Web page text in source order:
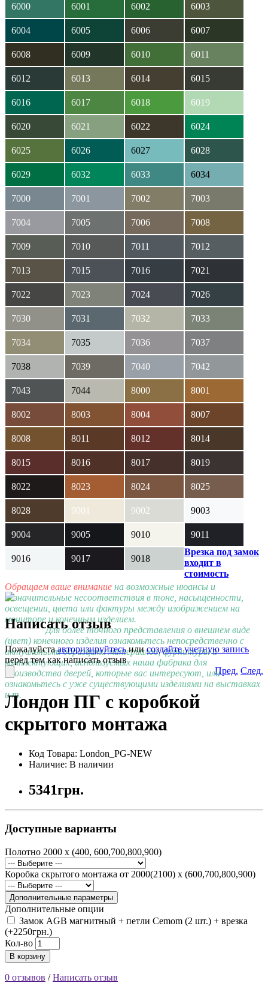
6000 6001 6002 6003
6004 6005 6006 6007
6008 6009 6010 6011
6012 6013 6014 6015
6016 6017 6018 6019
6020 6021 6022 6024
6025 6026 6027 6028
6029 6032 6033 6034
7000 7001 7002 7003
7004 7005 7006 7008
7009 7010 7011 7012
7013 7015 7016 7021
7022 7023 7024 7026
7030 7031 7032 7033
7034 7035 7036 7037
7038 7039 7040 7042
7043 7044 8000 8001
8002 8003 8004 8007
8008 8011 8012 8014
8015 8016 8017 8019
8022 8023 8024 8025
8028 9001 9002 9003
9004 9005 9010 9011
9016 9017 9018
Обращаем ваше внимание на возможные нюансы и
незначительные несоответствия в тоне, насыщенности,
освещении, цвета или фактуры между изображением на
мониторе и конечным изделием.
Для более точного представления о внешнем виде
(цвет) конечного изделия ознакомьтесь непосредственно с
актуальными образцами материалов, фурнитуры и
комплектующих, используемых наша фабрика для
производства дверей, которые вас интересуют, или
ознакомьтесь с уже существующими изделиями на выставках
и т.
Врезка под замок
входит в
стоимость
Написать отзыв
Пожалуйстаавторизируйтесьилисоздайте учетную запись
перед тем как написать отзыв
Пред. След.
Лондон ПГ с коробкой
скрытого монтажа
Код Товара: London_PG-NEW
Наличие: В наличии
5341грн.
Доступные варианты
Полотно 2000 х (400, 600,700,800,900)
Коробка скрытого монтажа от 2000(2100) х (600,700,800,900)
Дополнительные параметры
Дополнительные опции
Замок AGB магнитный + петли Cemom (2 шт.) + врезка
(+2250грн.)
Кол-во
В корзину
0 отзывов /Написать отзыв